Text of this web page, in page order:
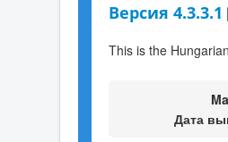
Версия 4.3.3.1
This is the
Дата